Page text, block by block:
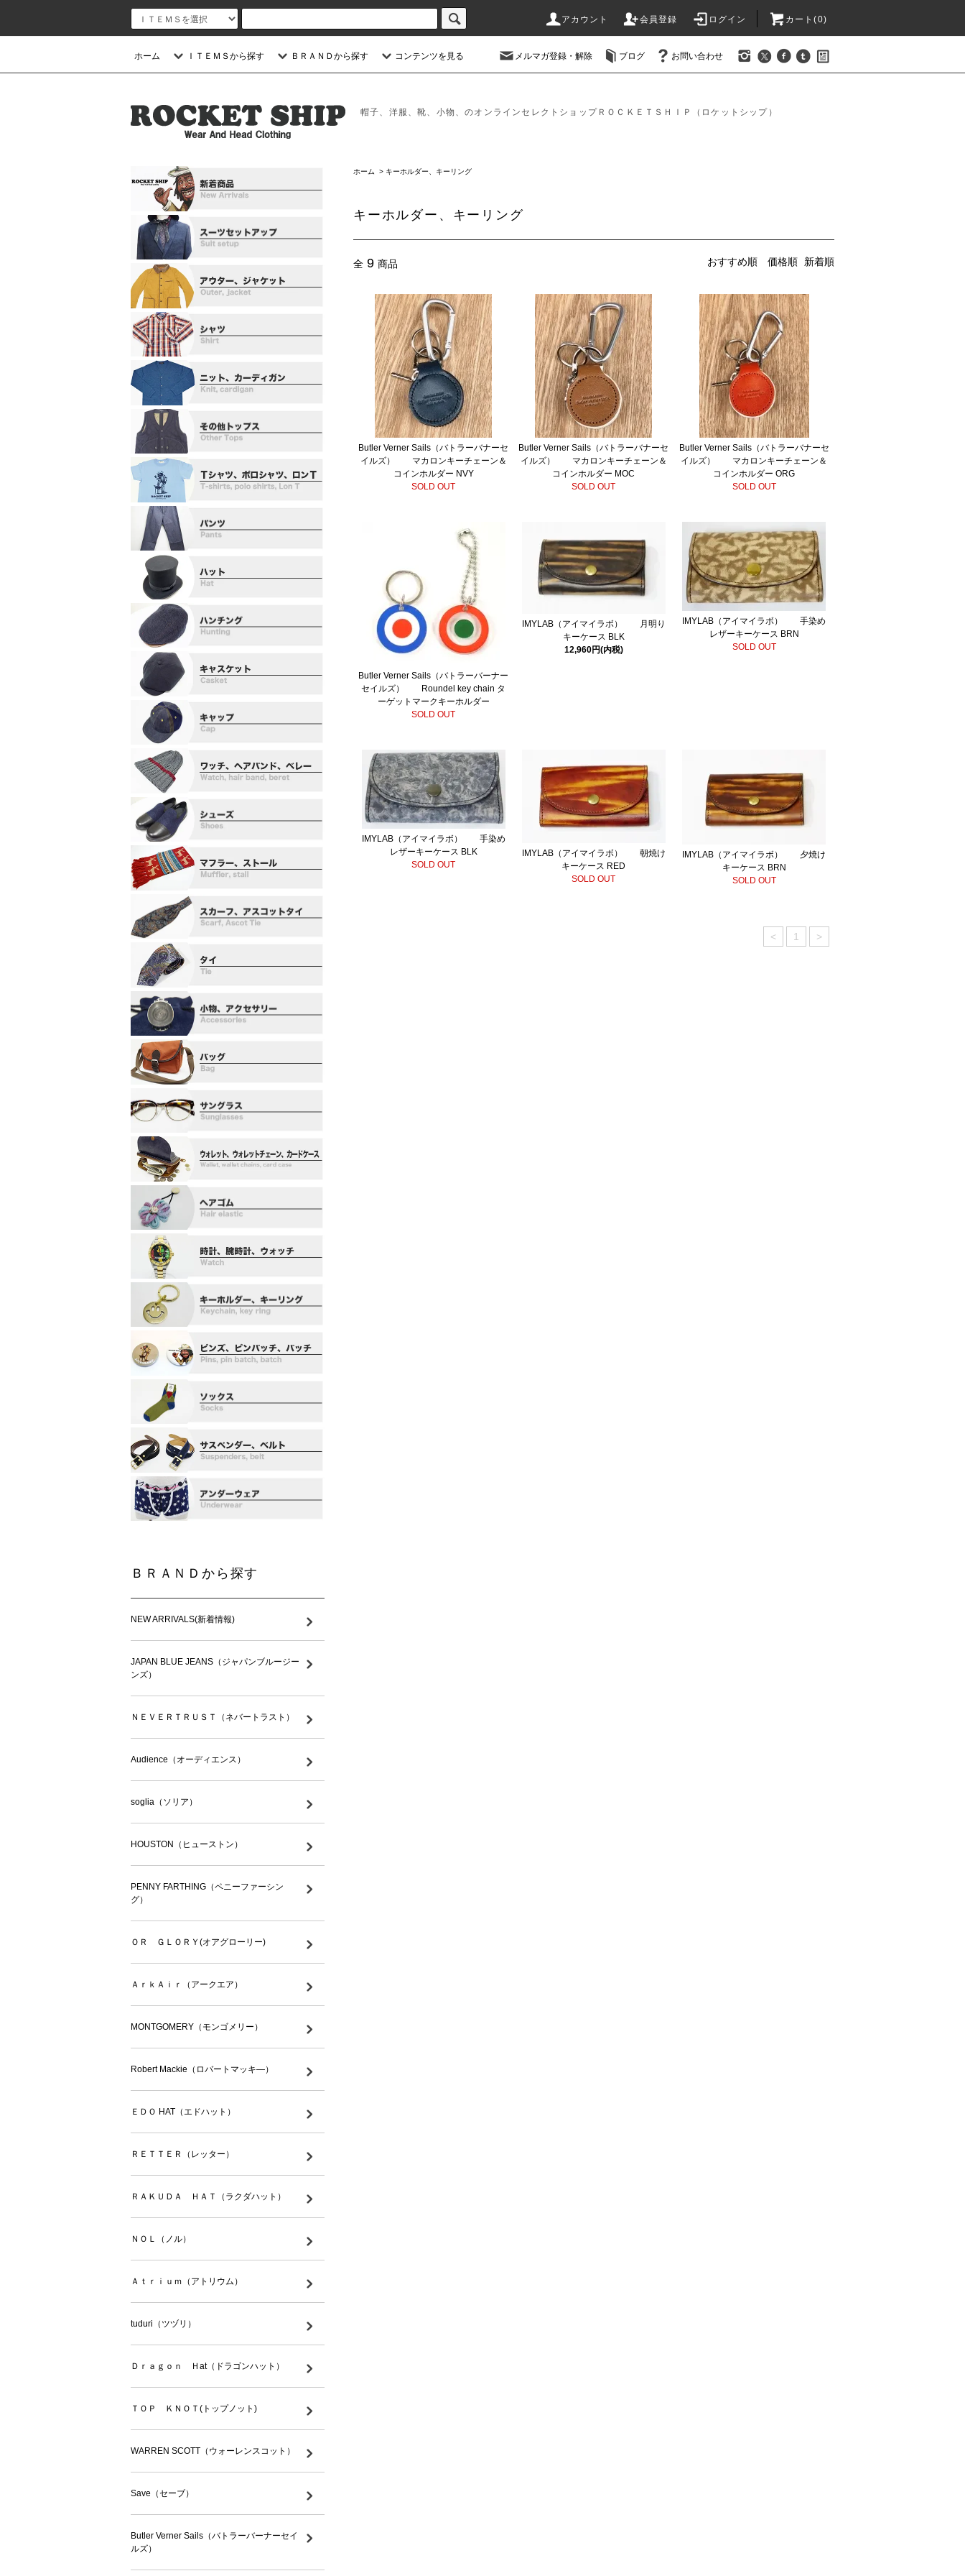
アカウント 会員登録 ログイン カート(0)
ホーム ＩＴＥＭＳから探す ＢＲＡＮＤから探す コンテンツを見る メルマガ登録・解除 ブログ お問い合わせ
帽子、洋服、靴、小物、のオンラインセレクトショップＲＯＣＫＥＴＳＨＩＰ（ロケットシップ）
ホーム > キーホルダー、キーリング
キーホルダー、キーリング
全 9 商品 おすすめ順 価格順 新着順
Butler Verner Sails（バトラーバナーセ
イルズ） マカロンキーチェーン＆
コインホルダー NVY
SOLD OUT
Butler Verner Sails（バトラーバナーセ
イルズ） マカロンキーチェーン＆
コインホルダー MOC
SOLD OUT
Butler Verner Sails（バトラーバナーセ
イルズ） マカロンキーチェーン＆
コインホルダー ORG
SOLD OUT
Butler Verner Sails（バトラーバーナー
セイルズ） Roundel key chain タ
ーゲットマークキーホルダー
SOLD OUT
IMYLAB（アイマイラボ） 月明り
キーケース BLK
12,960円(内税)
IMYLAB（アイマイラボ） 手染め
レザーキーケース BRN
SOLD OUT
IMYLAB（アイマイラボ） 手染め
レザーキーケース BLK
SOLD OUT
IMYLAB（アイマイラボ） 朝焼け
キーケース RED
SOLD OUT
IMYLAB（アイマイラボ） 夕焼け
キーケース BRN
SOLD OUT
< 1 >
ＢＲＡＮＤから探す
NEW ARRIVALS(新着情報)
JAPAN BLUE JEANS（ジャパンブルージー
ンズ）
ＮＥＶＥＲＴＲＵＳＴ（ネバートラスト）
Audience（オーディエンス）
soglia（ソリア）
HOUSTON（ヒューストン）
PENNY FARTHING（ペニーファーシン
グ）
ＯＲ ＧＬＯＲＹ(オアグローリー)
ＡｒｋＡｉｒ（アークエア）
MONTGOMERY（モンゴメリー）
Robert Mackie（ロバートマッキ―）
ＥＤＯ HAT（エドハット）
ＲＥＴＴＥＲ（レッター）
ＲＡＫＵＤＡ ＨＡＴ（ラクダハット）
ＮＯＬ（ノル）
Ａｔｒｉｕｍ（アトリウム）
tuduri（ツヅリ）
Ｄｒａｇｏｎ Ｈat（ドラゴンハット）
ＴＯＰ ＫＮＯＴ(トップノット)
WARREN SCOTT（ウォーレンスコット）
Save（セーブ）
Butler Verner Sails（バトラーバーナーセイ
ルズ）